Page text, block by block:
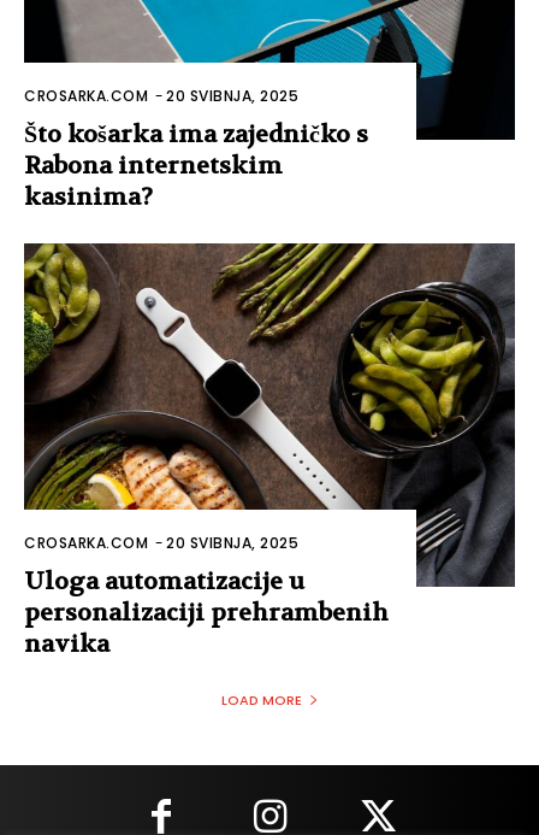
CROSARKA.COM -20 SVIBNJA, 2025
Što košarka ima zajedničko s
Rabona internetskim
kasinima?
CROSARKA.COM -20 SVIBNJA, 2025
Uloga automatizacije u
personalizaciji prehrambenih
navika
LOAD MORE